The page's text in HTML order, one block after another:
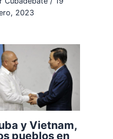
2023
y Vietnam,
pueblos en